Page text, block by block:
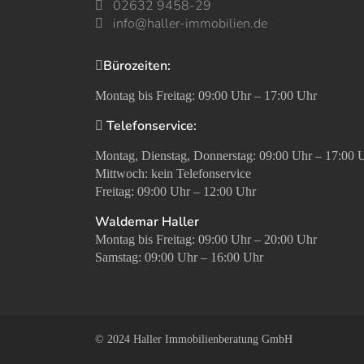
02632 9458-29
info@haller-immobilien.de
Bürozeiten:
Montag bis Freitag: 09:00 Uhr – 17:00 Uhr
Telefonservice:
Montag, Dienstag, Donnerstag: 09:00 Uhr – 17:00
Mittwoch: kein Telefonservice
Freitag: 09:00 Uhr – 12:00 Uhr
Waldemar Haller
Montag bis Freitag: 09:00 Uhr – 20:00 Uhr
Samstag: 09:00 Uhr – 16:00 Uhr
© 2024 Haller Immobilienberatung GmbH